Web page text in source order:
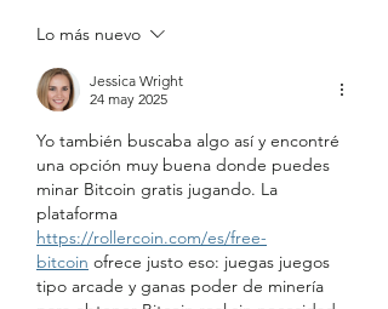
Lo más nuevo
Jessica Wright
24 may 2025
Yo también buscaba algo así y encontré
una opción muy buena donde puedes
minar Bitcoin gratis jugando. La
plataforma
https://rollercoin.com/es/free-
bitcoin ofrece justo eso: juegas juegos
tipo arcade y ganas poder de minería